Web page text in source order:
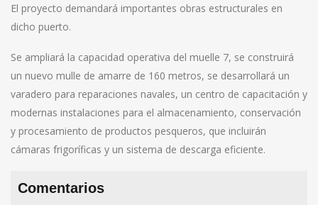
El proyecto demandará importantes obras estructurales en
dicho puerto.
Se ampliará la capacidad operativa del muelle 7, se construirá
un nuevo mulle de amarre de 160 metros, se desarrollará un
varadero para reparaciones navales, un centro de capacitación y
modernas instalaciones para el almacenamiento, conservación
y procesamiento de productos pesqueros, que incluirán
cámaras frigoríficas y un sistema de descarga eficiente.
Comentarios